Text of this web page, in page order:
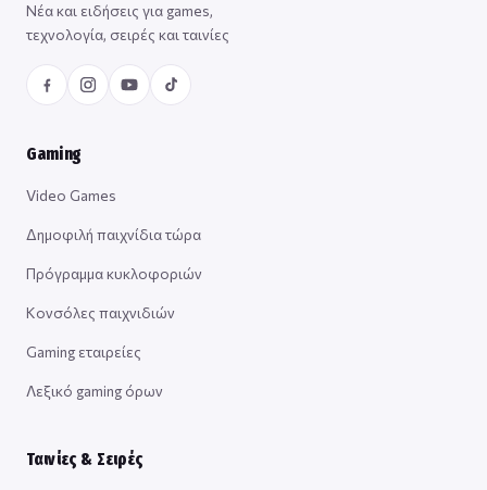
Νέα και ειδήσεις για games,
τεχνολογία, σειρές και ταινίες
Gaming
Video Games
Δημοφιλή παιχνίδια τώρα
Πρόγραμμα κυκλοφοριών
Κονσόλες παιχνιδιών
Gaming εταιρείες
Λεξικό gaming όρων
Ταινίες & Σειρές